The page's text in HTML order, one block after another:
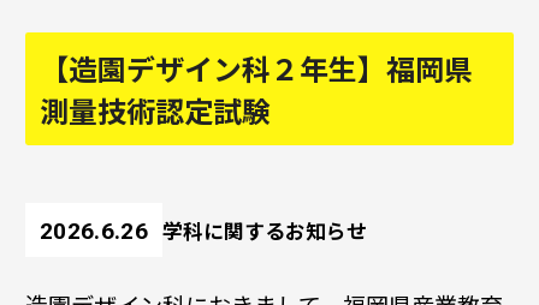
【造園デザイン科２年生】福岡県
測量技術認定試験
2026.6.26 学科に関するお知らせ